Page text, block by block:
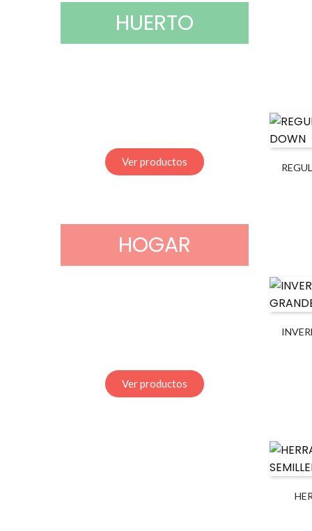
HUERTO
Ver productos
HOGAR
Ver productos